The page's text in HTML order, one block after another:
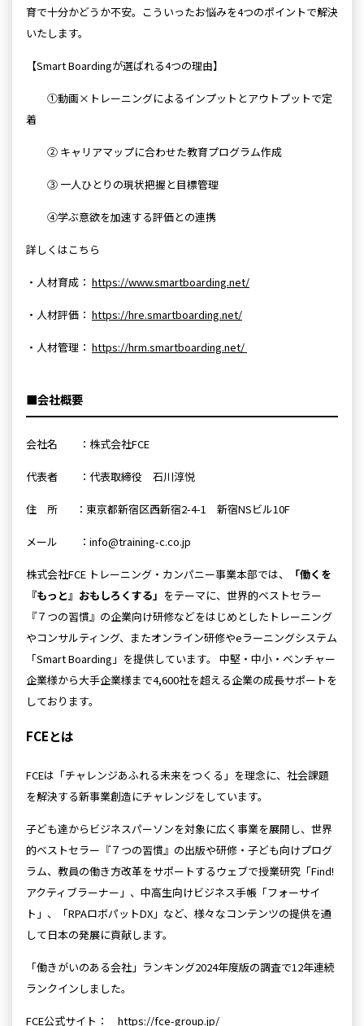
育で十分かどうか不安。こういったお悩みを4つのポイントで解決
いたします。
【Smart Boardingが選ばれる4つの理由】
①動画×トレーニングによるインプットとアウトプットで定
着
② キャリアマップに合わせた教育プログラム作成
③ 一人ひとりの現状把握と目標管理
④学ぶ意欲を加速する評価との連携
詳しくはこちら
・人材育成： https://www.smartboarding.net/
・人材評価： https://hre.smartboarding.net/
・人材管理： https://hrm.smartboarding.net/
■会社概要
会社名 ：株式会社FCE
代表者 ：代表取締役 石川淳悦
住 所 ：東京都新宿区西新宿2-4-1 新宿NSビル10F
メール ：info@training-c.co.jp
株式会社FCE トレーニング・カンパニー事業本部では、
「働くを
『もっと』おもしろくする」 をテーマに、世界的ベストセラー
『７つの習慣』の企業向け研修などをはじめとしたトレーニング
やコンサルティング、またオンライン研修やeラーニングシステム
「Smart Boarding」を提供しています。 中堅・中小・ベンチャー
企業様から大手企業様まで4,600社を超える企業の成長サポートを
しております。
FCEとは
FCEは「チャレンジあふれる未来をつくる」を理念に、社会課題
を解決する新事業創造にチャレンジをしています。
子ども達からビジネスパーソンを対象に広く事業を展開し、世界
的ベストセラー『７つの習慣』の出版や研修・子ども向けプログ
ラム、教員の働き方改革をサポートするウェブで授業研究「Find!
アクティブラーナー」、中高生向けビジネス手帳「フォーサイ
ト」、「RPAロボパットDX」など、様々なコンテンツの提供を通
して日本の発展に貢献します。
「働きがいのある会社」ランキング2024年度版の調査で12年連続
ランクインしました。
FCE公式サイト： https://fce-group.jp/